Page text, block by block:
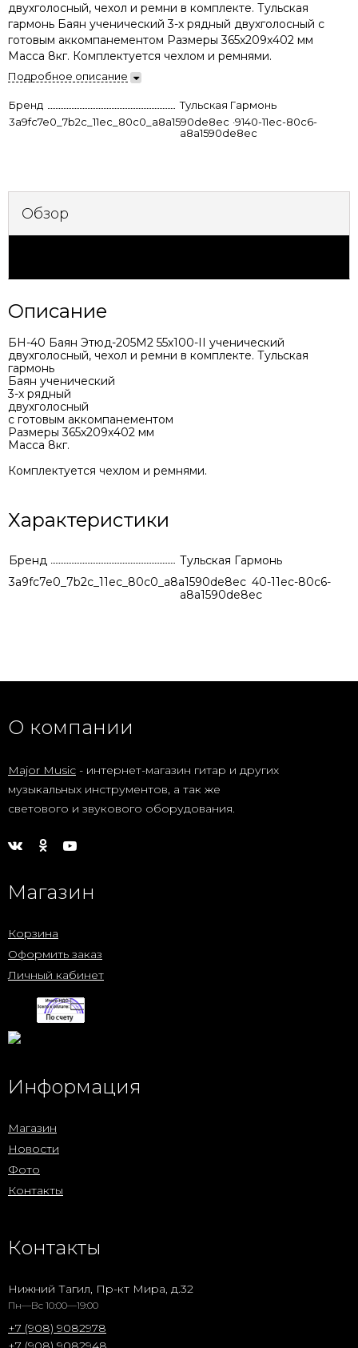
двухголосный, чехол и ремни в комплекте. Тульская
гармонь Баян ученический 3-х рядный двухголосный с
готовым аккомпанементом Размеры 365x209x402 мм
Масса 8кг. Комплектуется чехлом и ремнями.
Подробное описание
Бренд
Тульская Гармонь
3a9fc7e0_7b2c_11ec_80c0_a8a1590de8ec477033be-9140-11ec-80c6-
a8a1590de8ec
Обзор
Описание
БН-40 Баян Этюд-205М2 55х100-II ученический
двухголосный, чехол и ремни в комплекте. Тульская
гармонь
Баян ученический
3-х рядный
двухголосный
с готовым аккомпанементом
Размеры 365x209x402 мм
Масса 8кг.
Комплектуется чехлом и ремнями.
Характеристики
Бренд
Тульская Гармонь
3a9fc7e0_7b2c_11ec_80c0_a8a1590de8ec477033be-9140-11ec-80c6-
a8a1590de8ec
О компании
Major Music - интернет-магазин гитар и других
музыкальных инструментов, а так же
светового и звукового оборудования.
Магазин
Корзина
Оформить заказ
Личный кабинет
Информация
Магазин
Новости
Фото
Контакты
Контакты
Нижний Тагил, Пр-кт Мира, д.32
Пн—Вс 10:00—19:00
+7 (908) 9082978